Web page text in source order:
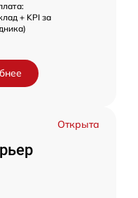
+ KPI за
Открыта